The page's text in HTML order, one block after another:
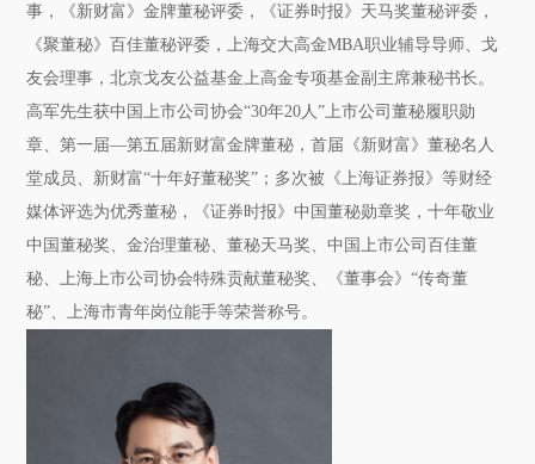
事，《新财富》金牌董秘评委，《证券时报》天马奖董秘评委，
《聚董秘》百佳董秘评委，上海交大高金MBA职业辅导导师、戈
友会理事，北京戈友公益基金上高金专项基金副主席兼秘书长。
高军先生获中国上市公司协会“30年20人”上市公司董秘履职勋
章、第一届—第五届新财富金牌董秘，首届《新财富》董秘名人
堂成员、新财富“十年好董秘奖”；多次被《上海证券报》等财经
媒体评选为优秀董秘，《证券时报》中国董秘勋章奖，十年敬业
中国董秘奖、金治理董秘、董秘天马奖、中国上市公司百佳董
秘、上海上市公司协会特殊贡献董秘奖、《董事会》“传奇董
秘”、上海市青年岗位能手等荣誉称号。